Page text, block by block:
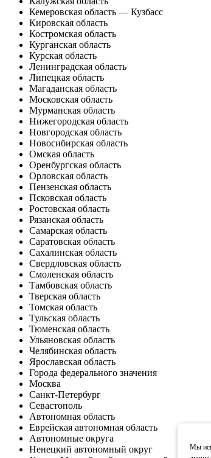
Кемеровская область — Кузбасс
Кировская область
Костромская область
Курганская область
Курская область
Ленинградская область
Липецкая область
Магаданская область
Московская область
Мурманская область
Нижегородская область
Новгородская область
Новосибирская область
Омская область
Оренбургская область
Орловская область
Пензенская область
Псковская область
Ростовская область
Рязанская область
Самарская область
Саратовская область
Сахалинская область
Свердловская область
Смоленская область
Тамбовская область
Тверская область
Томская область
Тульская область
Тюменская область
Ульяновская область
Челябинская область
Ярославская область
Города федерального значения
Москва
Санкт-Петербург
Севастополь
Автономная область
Еврейская автономная область
Автономные округа
Ненецкий автономный округ
Мы